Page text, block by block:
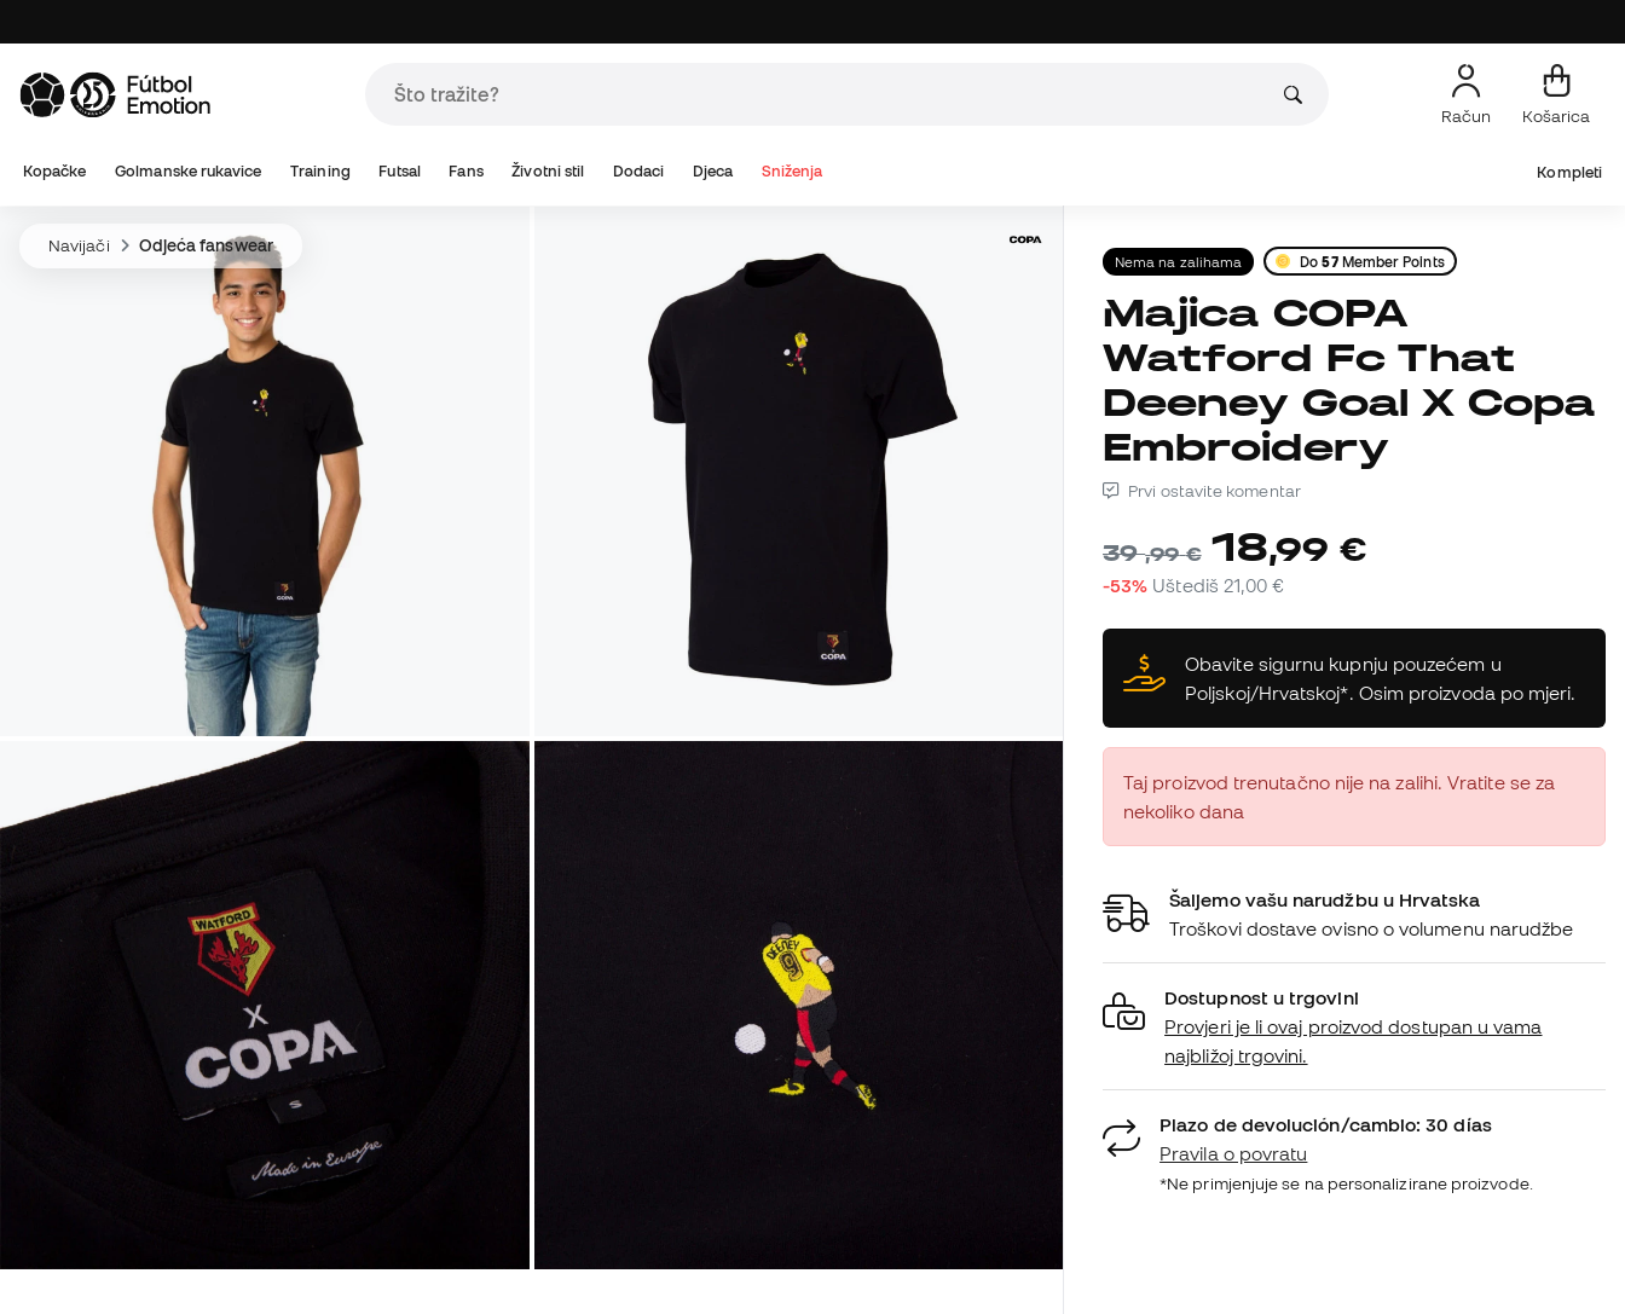
Račun Košarica
Kopačke Golmanske rukavice Training Futsal Fans Životni stil Dodaci Djeca Sniženja Kompleti
Navijači Odjeća fanswear
Nema na zalihama Do57Member Points
Majica COPA
Watford Fc That
Deeney Goal X Copa
Embroidery
Prvi ostavite komentar
39,99 € 18,99 €
-53% Uštediš 21,00 €
Obavite sigurnu kupnju pouzećem u
Poljskoj/Hrvatskoj*. Osim proizvoda po mjeri.
Taj proizvod trenutačno nije na zalihi. Vratite se za
nekoliko dana
Šaljemo vašu narudžbu u Hrvatska
Troškovi dostave ovisno o volumenu narudžbe
Dostupnost u trgovini
Provjeri je li ovaj proizvod dostupan u vama
najbližoj trgovini.
Plazo de devolución/cambio: 30 días
Pravila o povratu
*Ne primjenjuje se na personalizirane proizvode.